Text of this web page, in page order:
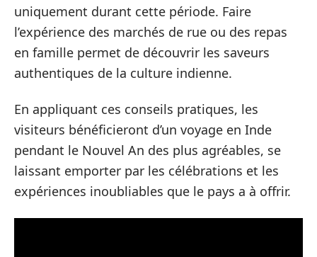
uniquement durant cette période. Faire
l’expérience des marchés de rue ou des repas
en famille permet de découvrir les saveurs
authentiques de la culture indienne.
En appliquant ces conseils pratiques, les
visiteurs bénéficieront d’un voyage en Inde
pendant le Nouvel An des plus agréables, se
laissant emporter par les célébrations et les
expériences inoubliables que le pays a à offrir.